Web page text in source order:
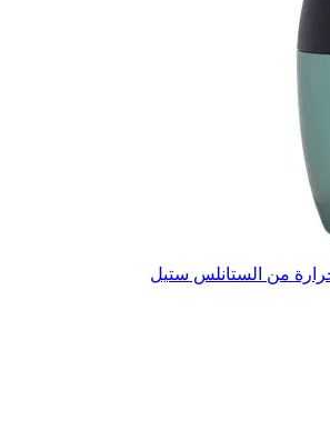
من الستانلس ستيل